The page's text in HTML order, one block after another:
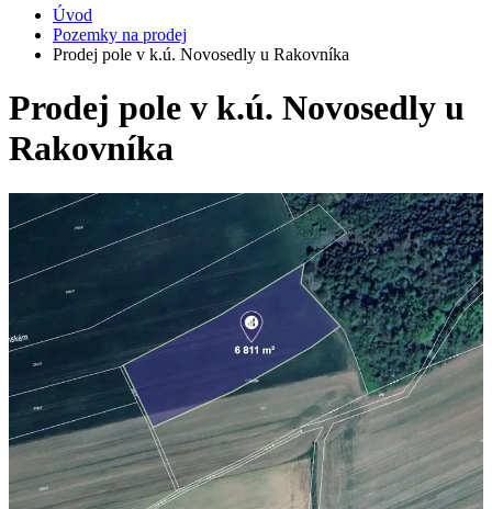
Úvod
Pozemky na prodej
Prodej pole v k.ú. Novosedly u Rakovníka
Prodej pole v k.ú. Novosedly u
Rakovníka